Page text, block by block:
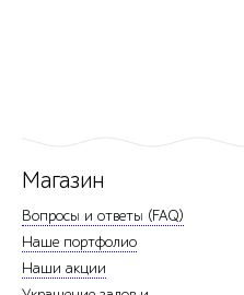
Магазин
Вопросы и ответы (FAQ)
Наше портфолио
Наши акции